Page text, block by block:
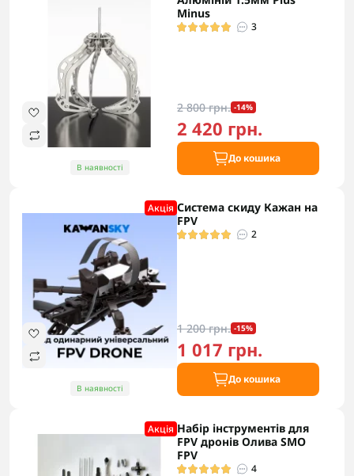
В наявності
Minus
3
2 800 грн. -14%
2 420 грн.
До кошика
Акцiя
В наявності
Система скиду Кажан на
FPV
2
1 200 грн. -15%
1 017 грн.
До кошика
Акцiя Набір інструментів для
FPV дронів Олива SMO
FPV
4